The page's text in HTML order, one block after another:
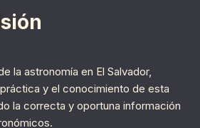
la astronomía en El Salvador,
y el conocimiento de esta
la correcta y oportuna información